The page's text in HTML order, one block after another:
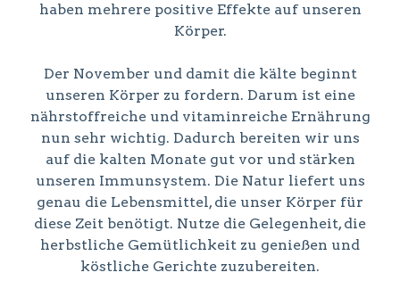
haben mehrere positive Effekte auf unseren
Körper.
Der November und damit die kälte beginnt
unseren Körper zu fordern. Darum ist eine
nährstoffreiche und vitaminreiche Ernährung
nun sehr wichtig. Dadurch bereiten wir uns
auf die kalten Monate gut vor und stärken
unseren Immunsystem. Die Natur liefert uns
genau die Lebensmittel, die unser Körper für
diese Zeit benötigt. Nutze die Gelegenheit, die
herbstliche Gemütlichkeit zu genießen und
köstliche Gerichte zuzubereiten.